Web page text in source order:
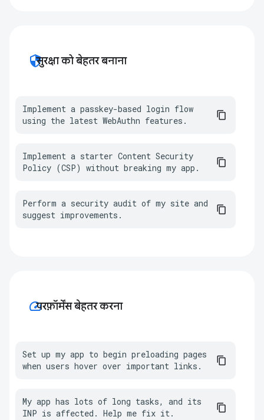
securityसुरक्षा को बेहतर बनाना
Implement a passkey-based login flow
using the latest WebAuthn features.
Implement a starter Content Security
Policy (CSP) without breaking my app.
Perform a security audit of my site and
suggest improvements.
speedपरफ़ॉर्मेंस बेहतर करना
Set up my app to begin preloading pages
when users hover over important links.
My app has lots of long tasks, and its
INP is affected. Help me fix it.